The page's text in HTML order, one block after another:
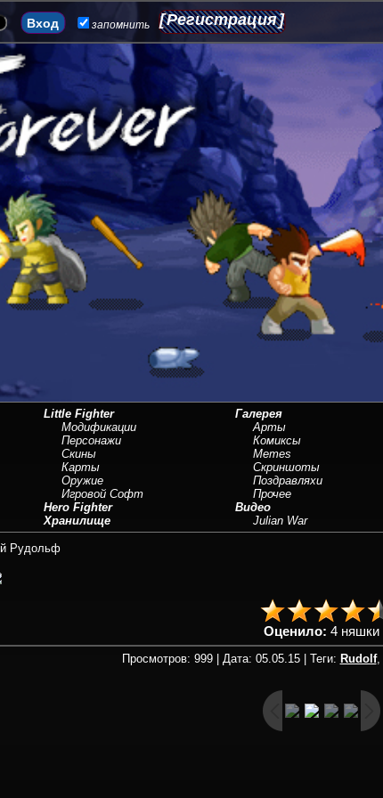
запомнить Регистрация
Little Fighter
Модификации
Персонажи
Скины
Карты
Оружие
Игровой Софт
Hero Fighter
Хранилище
Галерея
Арты
Комиксы
Memes
Скриншоты
Поздравляхи
Прочее
Видео
Julian War
Рудольф
Оценило: 4 няшки
Просмотров: 999 | Дата: 05.05.15 | Теги: Rudolf,